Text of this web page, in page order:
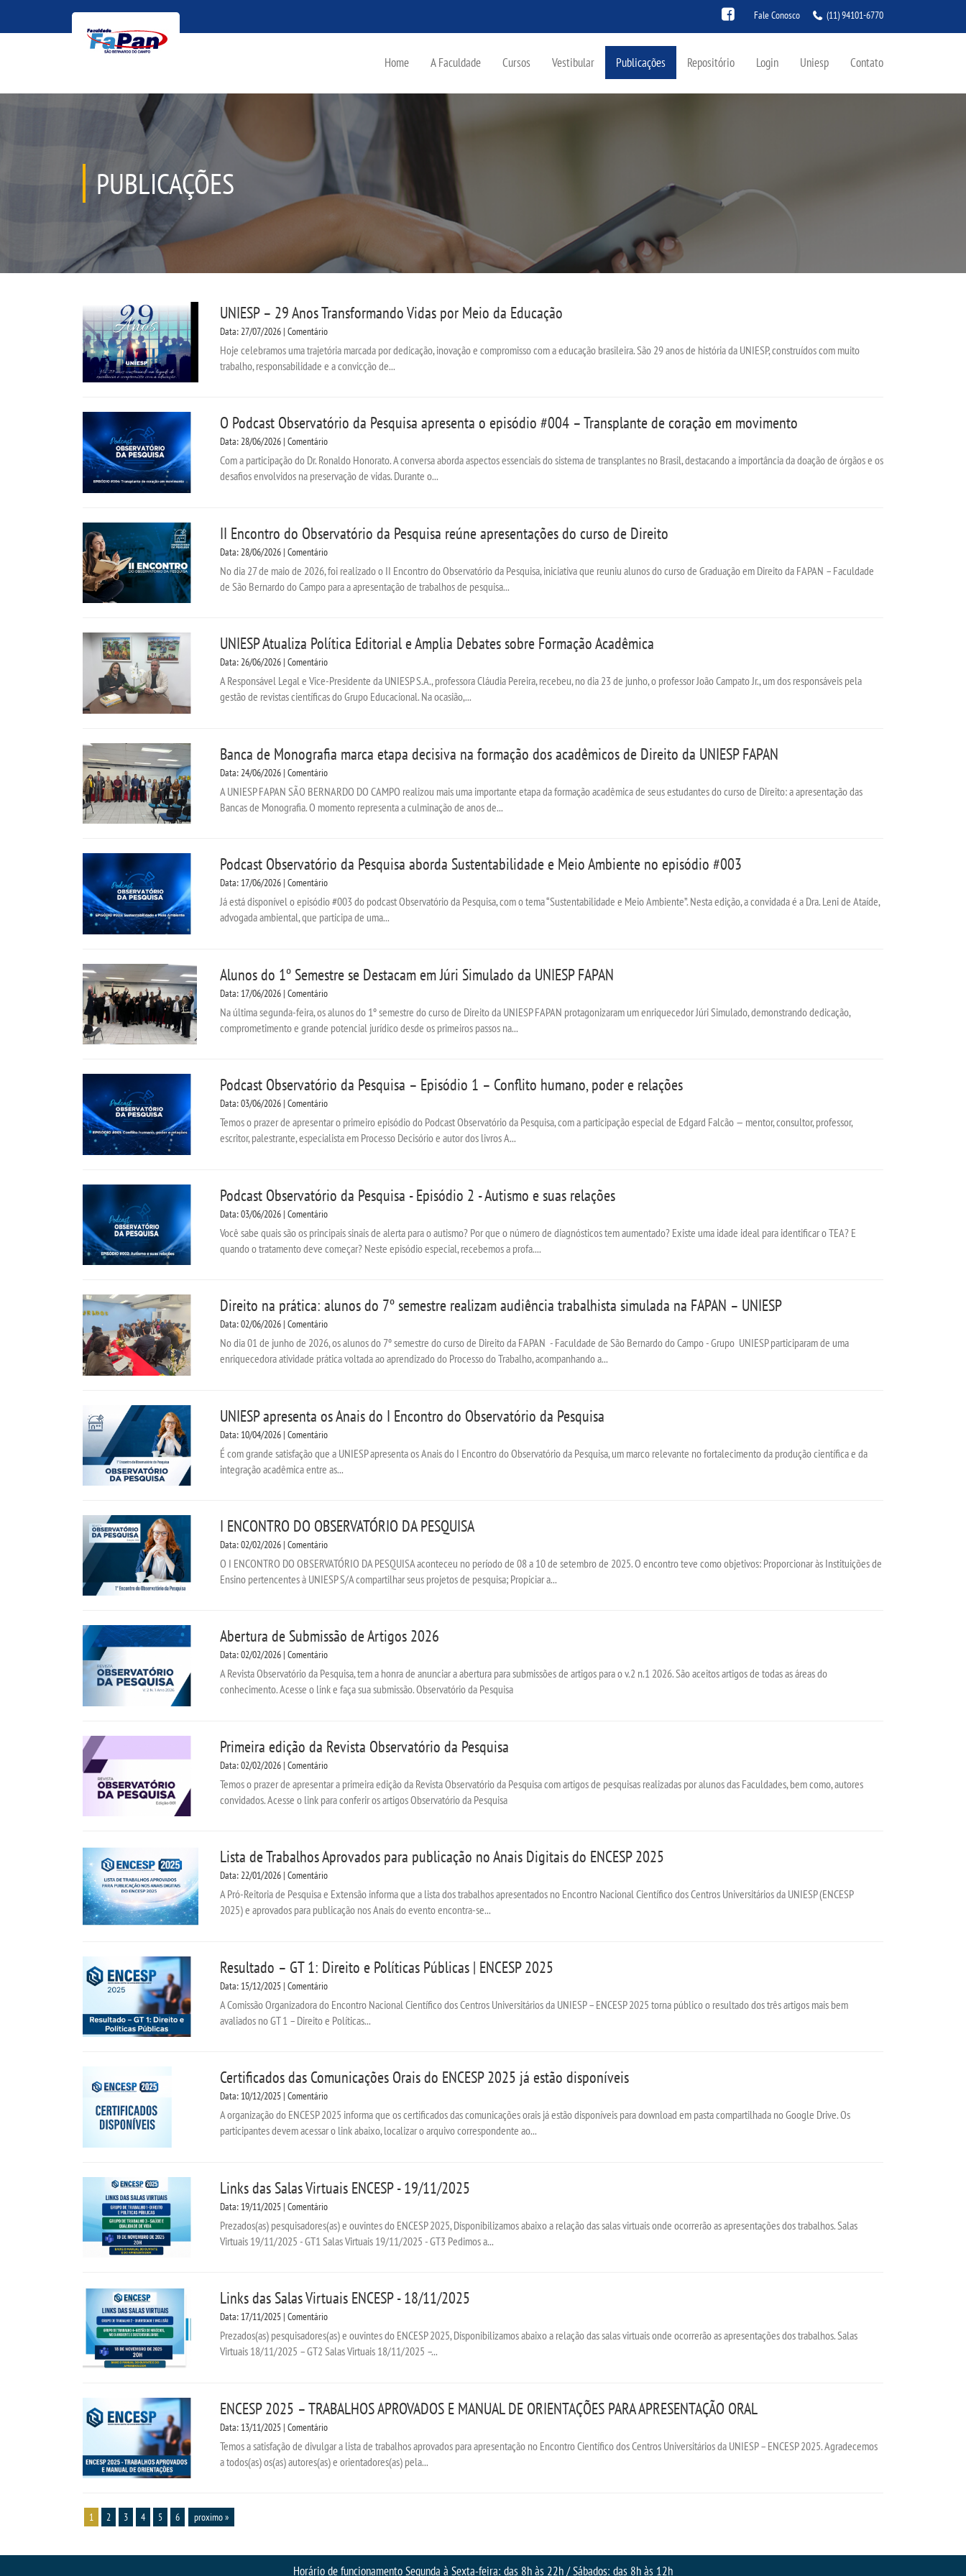
Fale Conosco (11) 94101-6770
Home A Faculdade Cursos Vestibular Publicações Repositório Login Uniesp Contato
PUBLICAÇÕES
UNIESP – 29 Anos Transformando Vidas por Meio da Educação
Data: 27/07/2026 | Comentário
Hoje celebramos uma trajetória marcada por dedicação, inovação e compromisso com a educação brasileira. São 29 anos de história da UNIESP, construídos com muito
trabalho, responsabilidade e a convicção de...
O Podcast Observatório da Pesquisa apresenta o episódio #004 – Transplante de coração em movimento
Data: 28/06/2026 | Comentário
Com a participação do Dr. Ronaldo Honorato. A conversa aborda aspectos essenciais do sistema de transplantes no Brasil, destacando a importância da doação de órgãos e os
desafios envolvidos na preservação de vidas. Durante o...
II Encontro do Observatório da Pesquisa reúne apresentações do curso de Direito
Data: 28/06/2026 | Comentário
No dia 27 de maio de 2026, foi realizado o II Encontro do Observatório da Pesquisa, iniciativa que reuniu alunos do curso de Graduação em Direito da FAPAN – Faculdade
de São Bernardo do Campo para a apresentação de trabalhos de pesquisa...
UNIESP Atualiza Política Editorial e Amplia Debates sobre Formação Acadêmica
Data: 26/06/2026 | Comentário
A Responsável Legal e Vice-Presidente da UNIESP S.A., professora Cláudia Pereira, recebeu, no dia 23 de junho, o professor João Campato Jr., um dos responsáveis pela
gestão de revistas científicas do Grupo Educacional. Na ocasião,...
Banca de Monografia marca etapa decisiva na formação dos acadêmicos de Direito da UNIESP FAPAN
Data: 24/06/2026 | Comentário
A UNIESP FAPAN SÃO BERNARDO DO CAMPO realizou mais uma importante etapa da formação acadêmica de seus estudantes do curso de Direito: a apresentação das
Bancas de Monografia. O momento representa a culminação de anos de...
Podcast Observatório da Pesquisa aborda Sustentabilidade e Meio Ambiente no episódio #003
Data: 17/06/2026 | Comentário
Já está disponível o episódio #003 do podcast Observatório da Pesquisa, com o tema “Sustentabilidade e Meio Ambiente”. Nesta edição, a convidada é a Dra. Leni de Ataíde,
advogada ambiental, que participa de uma...
Alunos do 1º Semestre se Destacam em Júri Simulado da UNIESP FAPAN
Data: 17/06/2026 | Comentário
Na última segunda-feira, os alunos do 1º semestre do curso de Direito da UNIESP FAPAN protagonizaram um enriquecedor Júri Simulado, demonstrando dedicação,
comprometimento e grande potencial jurídico desde os primeiros passos na...
Podcast Observatório da Pesquisa – Episódio 1 – Conflito humano, poder e relações
Data: 03/06/2026 | Comentário
Temos o prazer de apresentar o primeiro episódio do Podcast Observatório da Pesquisa, com a participação especial de Edgard Falcão — mentor, consultor, professor,
escritor, palestrante, especialista em Processo Decisório e autor dos livros A...
Podcast Observatório da Pesquisa - Episódio 2 - Autismo e suas relações
Data: 03/06/2026 | Comentário
Você sabe quais são os principais sinais de alerta para o autismo? Por que o número de diagnósticos tem aumentado? Existe uma idade ideal para identificar o TEA? E
quando o tratamento deve começar? Neste episódio especial, recebemos a profa....
Direito na prática: alunos do 7º semestre realizam audiência trabalhista simulada na FAPAN – UNIESP
Data: 02/06/2026 | Comentário
No dia 01 de junho de 2026, os alunos do 7º semestre do curso de Direito da FAPAN - Faculdade de São Bernardo do Campo - Grupo UNIESP participaram de uma
enriquecedora atividade prática voltada ao aprendizado do Processo do Trabalho, acompanhando a...
UNIESP apresenta os Anais do I Encontro do Observatório da Pesquisa
Data: 10/04/2026 | Comentário
É com grande satisfação que a UNIESP apresenta os Anais do I Encontro do Observatório da Pesquisa, um marco relevante no fortalecimento da produção científica e da
integração acadêmica entre as...
I ENCONTRO DO OBSERVATÓRIO DA PESQUISA
Data: 02/02/2026 | Comentário
O I ENCONTRO DO OBSERVATÓRIO DA PESQUISA aconteceu no período de 08 a 10 de setembro de 2025. O encontro teve como objetivos: Proporcionar às Instituições de
Ensino pertencentes à UNIESP S/A compartilhar seus projetos de pesquisa; Propiciar a...
Abertura de Submissão de Artigos 2026
Data: 02/02/2026 | Comentário
A Revista Observatório da Pesquisa, tem a honra de anunciar a abertura para submissões de artigos para o v.2 n.1 2026. São aceitos artigos de todas as áreas do
conhecimento. Acesse o link e faça sua submissão. Observatório da Pesquisa
Primeira edição da Revista Observatório da Pesquisa
Data: 02/02/2026 | Comentário
Temos o prazer de apresentar a primeira edição da Revista Observatório da Pesquisa com artigos de pesquisas realizadas por alunos das Faculdades, bem como, autores
convidados. Acesse o link para conferir os artigos Observatório da Pesquisa
Lista de Trabalhos Aprovados para publicação no Anais Digitais do ENCESP 2025
Data: 22/01/2026 | Comentário
A Pró-Reitoria de Pesquisa e Extensão informa que a lista dos trabalhos apresentados no Encontro Nacional Científico dos Centros Universitários da UNIESP (ENCESP
2025) e aprovados para publicação nos Anais do evento encontra-se...
Resultado – GT 1: Direito e Políticas Públicas | ENCESP 2025
Data: 15/12/2025 | Comentário
A Comissão Organizadora do Encontro Nacional Científico dos Centros Universitários da UNIESP – ENCESP 2025 torna público o resultado dos três artigos mais bem
avaliados no GT 1 – Direito e Políticas...
Certificados das Comunicações Orais do ENCESP 2025 já estão disponíveis
Data: 10/12/2025 | Comentário
A organização do ENCESP 2025 informa que os certificados das comunicações orais já estão disponíveis para download em pasta compartilhada no Google Drive. Os
participantes devem acessar o link abaixo, localizar o arquivo correspondente ao...
Links das Salas Virtuais ENCESP - 19/11/2025
Data: 19/11/2025 | Comentário
Prezados(as) pesquisadores(as) e ouvintes do ENCESP 2025, Disponibilizamos abaixo a relação das salas virtuais onde ocorrerão as apresentações dos trabalhos. Salas
Virtuais 19/11/2025 - GT1 Salas Virtuais 19/11/2025 - GT3 Pedimos a...
Links das Salas Virtuais ENCESP - 18/11/2025
Data: 17/11/2025 | Comentário
Prezados(as) pesquisadores(as) e ouvintes do ENCESP 2025, Disponibilizamos abaixo a relação das salas virtuais onde ocorrerão as apresentações dos trabalhos. Salas
Virtuais 18/11/2025 – GT2 Salas Virtuais 18/11/2025 –...
ENCESP 2025 – TRABALHOS APROVADOS E MANUAL DE ORIENTAÇÕES PARA APRESENTAÇÃO ORAL
Data: 13/11/2025 | Comentário
Temos a satisfação de divulgar a lista de trabalhos aprovados para apresentação no Encontro Científico dos Centros Universitários da UNIESP – ENCESP 2025. Agradecemos
a todos(as) os(as) autores(as) e orientadores(as) pela...
1 2 3 4 5 6 proximo »
Horário de funcionamento Segunda à Sexta-feira: das 8h às 22h / Sábados: das 8h às 12h